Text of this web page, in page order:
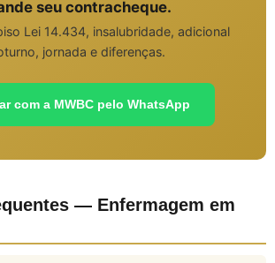
seu contracheque.
Lei 14.434, insalubridade, adicional
jornada e diferenças.
com a MWBC pelo WhatsApp
— Enfermagem em